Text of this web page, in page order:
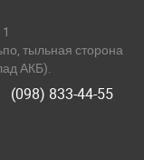
тыльная сторона
АКБ).
(098) 833-44-55